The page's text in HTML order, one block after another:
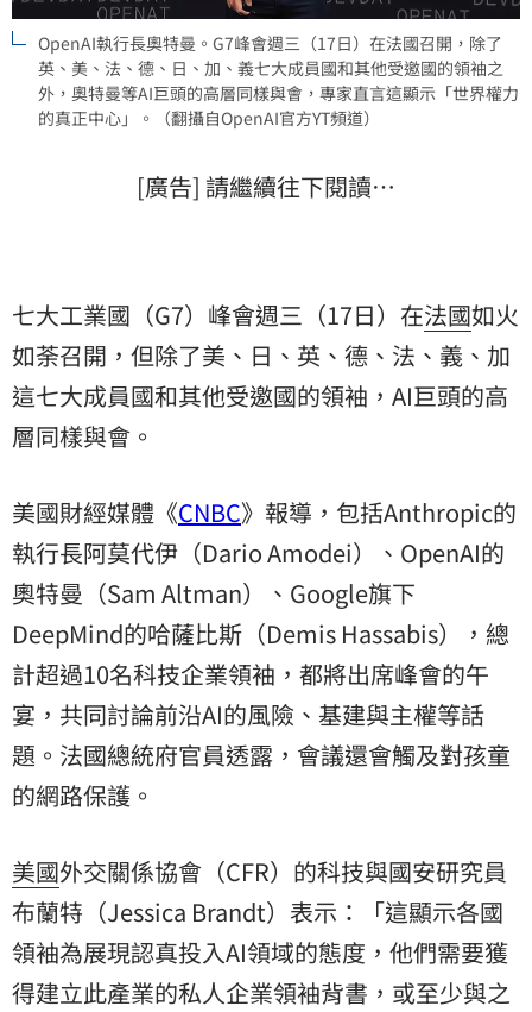
OpenAI執行長奧特曼。G7峰會週三（17日）在法國召開，除了
英、美、法、德、日、加、義七大成員國和其他受邀國的領袖之
外，奧特曼等AI巨頭的高層同樣與會，專家直言這顯示「世界權力
的真正中心」。（翻攝自OpenAI官方YT頻道）
[廣告] 請繼續往下閱讀…
七大工業國（G7）峰會週三（17日）在法國如火
如荼召開，但除了美、日、英、德、法、義、加
這七大成員國和其他受邀國的領袖，AI巨頭的高
層同樣與會。
美國財經媒體《CNBC》報導，包括Anthropic的
執行長阿莫代伊（Dario Amodei）、OpenAI的
奧特曼（Sam Altman）、Google旗下
DeepMind的哈薩比斯（Demis Hassabis），總
計超過10名科技企業領袖，都將出席峰會的午
宴，共同討論前沿AI的風險、基建與主權等話
題。法國總統府官員透露，會議還會觸及對孩童
的網路保護。
美國外交關係協會（CFR）的科技與國安研究員
布蘭特（Jessica Brandt）表示：「這顯示各國
領袖為展現認真投入AI領域的態度，他們需要獲
得建立此產業的私人企業領袖背書，或至少與之